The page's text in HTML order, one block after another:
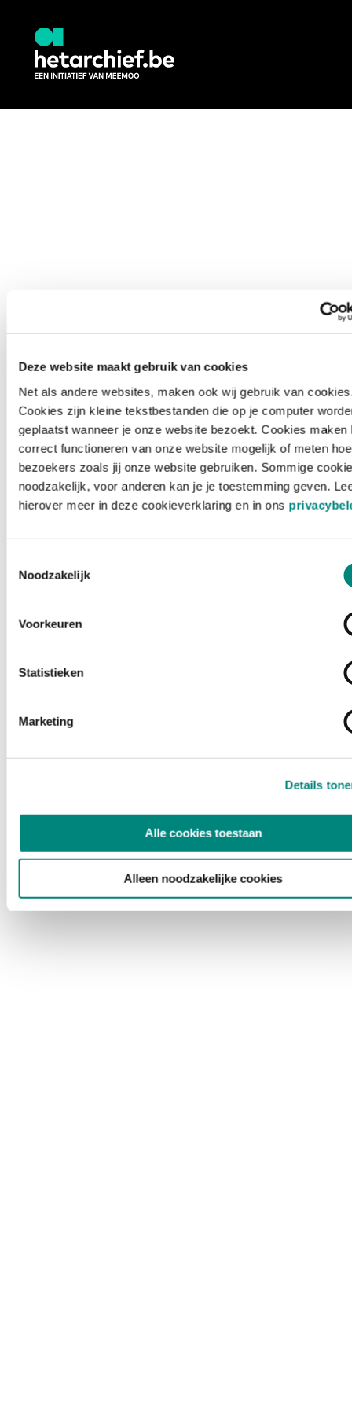
Deze website maakt gebruik van cookies
Net als andere websites, maken ook wij gebruik van
Cookies zijn kleine tekstbestanden die op je computer
geplaatst wanneer je onze website bezoekt. Cookies maken
correct functioneren van onze website mogelijk of meten hoe
bezoekers zoals jij onze website gebruiken. Sommige
noodzakelijk, voor anderen kan je je toestemming geven.
hierover meer in deze cookieverklaring en in ons
Noodzakelijk
Voorkeuren
Statistieken
Marketing
Details
Alle cookies toestaan
Alleen noodzakelijke cookies